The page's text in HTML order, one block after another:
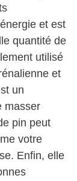
et est
quantité de
utilisé
et
un
masser
pin peut
votre
Enfin, elle